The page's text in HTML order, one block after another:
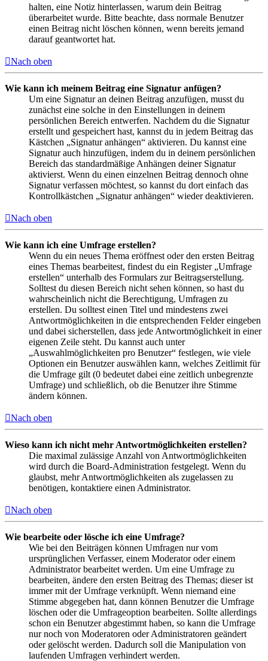
halten, eine Notiz hinterlassen, warum dein Beitrag
überarbeitet wurde. Bitte beachte, dass normale Benutzer
einen Beitrag nicht löschen können, wenn bereits jemand
darauf geantwortet hat.
Nach oben
Wie kann ich meinem Beitrag eine Signatur anfügen?
Um eine Signatur an deinen Beitrag anzufügen, musst du
zunächst eine solche in den Einstellungen in deinem
persönlichen Bereich entwerfen. Nachdem du die Signatur
erstellt und gespeichert hast, kannst du in jedem Beitrag das
Kästchen „Signatur anhängen“ aktivieren. Du kannst eine
Signatur auch hinzufügen, indem du in deinem persönlichen
Bereich das standardmäßige Anhängen deiner Signatur
aktivierst. Wenn du einen einzelnen Beitrag dennoch ohne
Signatur verfassen möchtest, so kannst du dort einfach das
Kontrollkästchen „Signatur anhängen“ wieder deaktivieren.
Nach oben
Wie kann ich eine Umfrage erstellen?
Wenn du ein neues Thema eröffnest oder den ersten Beitrag
eines Themas bearbeitest, findest du ein Register „Umfrage
erstellen“ unterhalb des Formulars zur Beitragserstellung.
Solltest du diesen Bereich nicht sehen können, so hast du
wahrscheinlich nicht die Berechtigung, Umfragen zu
erstellen. Du solltest einen Titel und mindestens zwei
Antwortmöglichkeiten in die entsprechenden Felder eingeben
und dabei sicherstellen, dass jede Antwortmöglichkeit in einer
eigenen Zeile steht. Du kannst auch unter
„Auswahlmöglichkeiten pro Benutzer“ festlegen, wie viele
Optionen ein Benutzer auswählen kann, welches Zeitlimit für
die Umfrage gilt (0 bedeutet dabei eine zeitlich unbegrenzte
Umfrage) und schließlich, ob die Benutzer ihre Stimme
ändern können.
Nach oben
Wieso kann ich nicht mehr Antwortmöglichkeiten erstellen?
Die maximal zulässige Anzahl von Antwortmöglichkeiten
wird durch die Board-Administration festgelegt. Wenn du
glaubst, mehr Antwortmöglichkeiten als zugelassen zu
benötigen, kontaktiere einen Administrator.
Nach oben
Wie bearbeite oder lösche ich eine Umfrage?
Wie bei den Beiträgen können Umfragen nur vom
ursprünglichen Verfasser, einem Moderator oder einem
Administrator bearbeitet werden. Um eine Umfrage zu
bearbeiten, ändere den ersten Beitrag des Themas; dieser ist
immer mit der Umfrage verknüpft. Wenn niemand eine
Stimme abgegeben hat, dann können Benutzer die Umfrage
löschen oder die Umfrageoption bearbeiten. Sollte allerdings
schon ein Benutzer abgestimmt haben, so kann die Umfrage
nur noch von Moderatoren oder Administratoren geändert
oder gelöscht werden. Dadurch soll die Manipulation von
laufenden Umfragen verhindert werden.